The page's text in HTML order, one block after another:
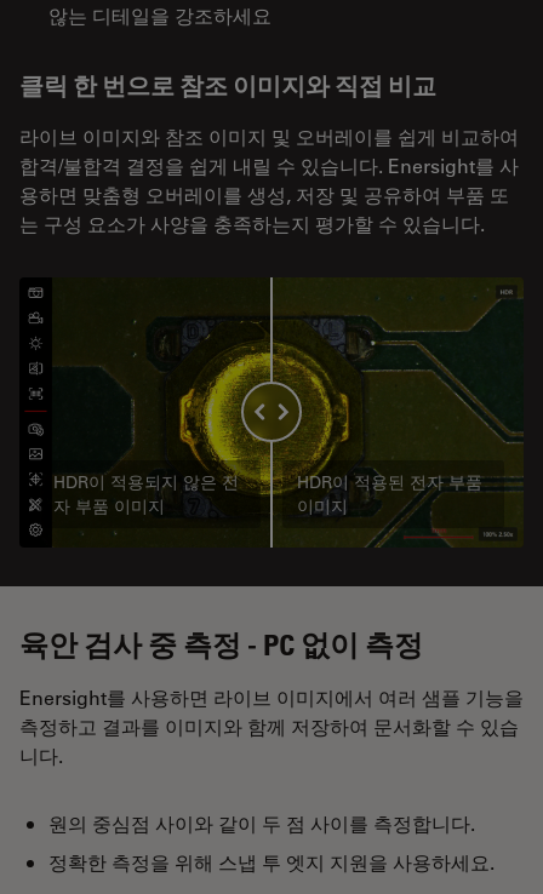
않는 디테일을 강조하세요
클릭 한 번으로 참조 이미지와 직접 비교
라이브 이미지와 참조 이미지 및 오버레이를 쉽게 비교하여
합격/불합격 결정을 쉽게 내릴 수 있습니다. Enersight를 사
용하면 맞춤형 오버레이를 생성, 저장 및 공유하여 부품 또
는 구성 요소가 사양을 충족하는지 평가할 수 있습니다.
HDR이 적용되지 않은 전
자 부품 이미지
HDR이 적용된 전자 부품
이미지
육안 검사 중 측정 - PC 없이 측정
Enersight를 사용하면 라이브 이미지에서 여러 샘플 기능을
측정하고 결과를 이미지와 함께 저장하여 문서화할 수 있습
니다.
원의 중심점 사이와 같이 두 점 사이를 측정합니다.
정확한 측정을 위해 스냅 투 엣지 지원을 사용하세요.